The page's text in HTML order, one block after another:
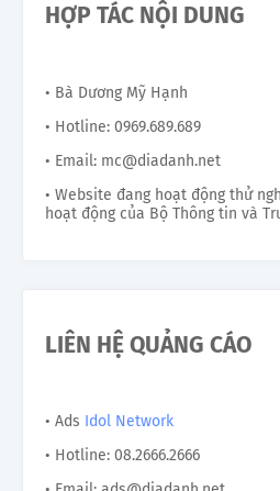
HỢP TÁC NỘI DUNG
• Bà Dương Mỹ Hạnh
• Hotline: 0969.689.689
• Email: mc@diadanh.net
• Website đang hoạt động thử
hoạt động của Bộ Thông tin và
LIÊN HỆ QUẢNG CÁO
• Ads Idol Network
• Hotline: 08.2666.2666